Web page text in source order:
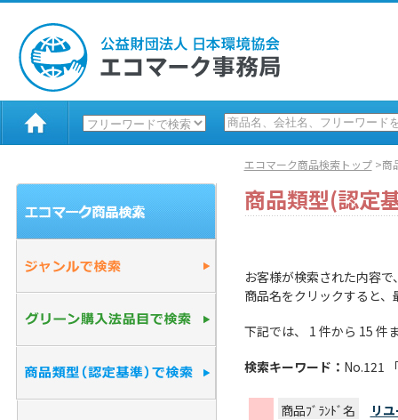
エコマーク商品検索トップ>商
商品類型(認定
お客様が検索された内容で
商品名をクリックすると
下記では、 1 件から 15 件
検索キーワード： No.121
商品ﾌﾞﾗﾝﾄﾞ名
リ